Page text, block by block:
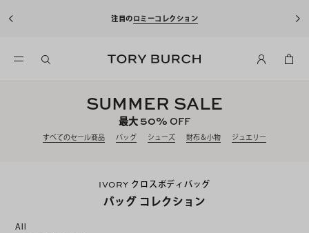
注目のロミーコレクション
SUMMER SALE
最大50% OFF
すべてのセール商品 バッグ シューズ 財布＆小物 ジュエリー
IVORY クロスボディバッグ
バッグ コレクション
All